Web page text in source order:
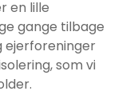
en lille
gange tilbage
ejerforeninger
som vi